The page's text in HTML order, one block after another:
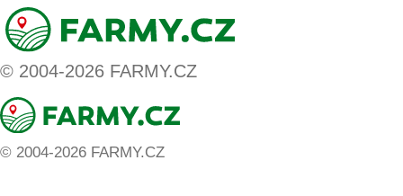
© 2004-2026 FARMY.CZ
© 2004-2026 FARMY.CZ